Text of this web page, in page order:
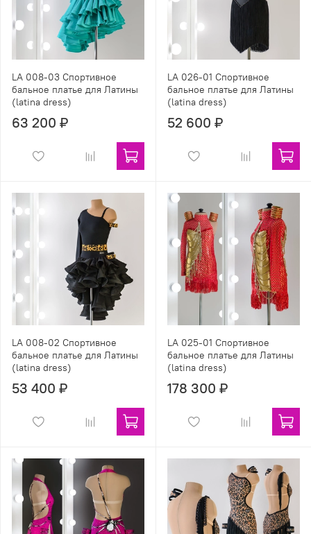
LA 008-03 Спортивное
бальное платье для Латины
(latina dress)
63 200 ₽
LA 026-01 Спортивное
бальное платье для Латины
(latina dress)
52 600 ₽
LA 008-02 Спортивное
бальное платье для Латины
(latina dress)
53 400 ₽
LA 025-01 Спортивное
бальное платье для Латины
(latina dress)
178 300 ₽